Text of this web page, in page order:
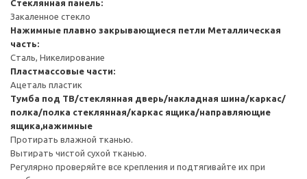
Стеклянная панель:
Закаленное стекло
Нажимные плавно закрывающиеся петли Металлическая
часть:
Сталь, Никелирование
Пластмассовые части:
Ацеталь пластик
Тумба под ТВ/стеклянная дверь/накладная шина/каркас/
полка/полка стеклянная/каркас ящика/направляющие
ящика,нажимные
Протирать влажной тканью.
Вытирать чистой сухой тканью.
Регулярно проверяйте все крепления и подтягивайте их при